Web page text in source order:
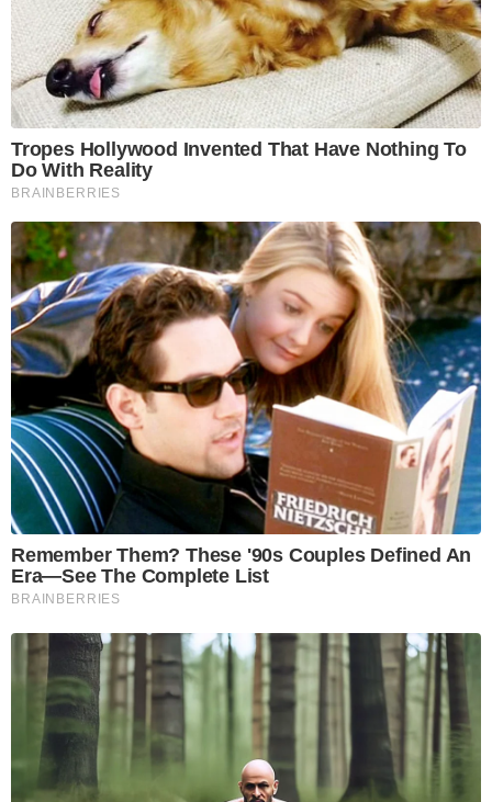
Tropes Hollywood Invented That Have Nothing To
Do With Reality
BRAINBERRIES
Remember Them? These '90s Couples Defined An
Era—See The Complete List
BRAINBERRIES